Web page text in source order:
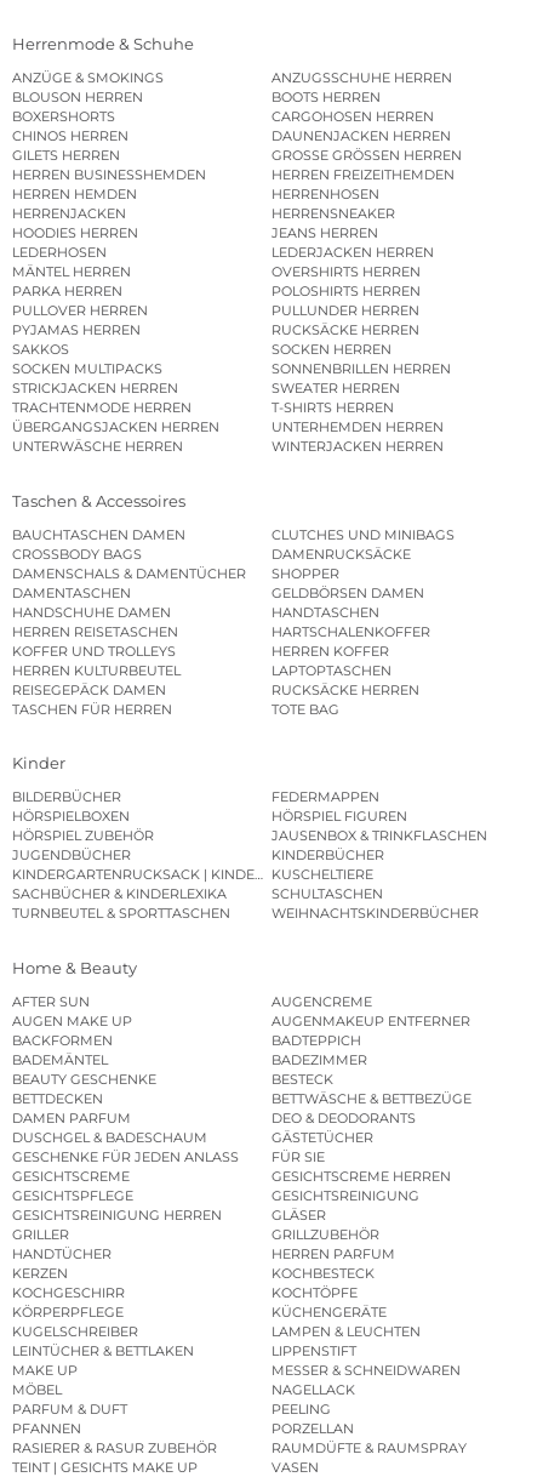
Herrenmode & Schuhe
ANZÜGE & SMOKINGS
ANZUGSSCHUHE HERREN
BLOUSON HERREN
BOOTS HERREN
BOXERSHORTS
CARGOHOSEN HERREN
CHINOS HERREN
DAUNENJACKEN HERREN
GILETS HERREN
GROSSE GRÖSSEN HERREN
HERREN BUSINESSHEMDEN
HERREN FREIZEITHEMDEN
HERREN HEMDEN
HERRENHOSEN
HERRENJACKEN
HERRENSNEAKER
HOODIES HERREN
JEANS HERREN
LEDERHOSEN
LEDERJACKEN HERREN
MÄNTEL HERREN
OVERSHIRTS HERREN
PARKA HERREN
POLOSHIRTS HERREN
PULLOVER HERREN
PULLUNDER HERREN
PYJAMAS HERREN
RUCKSÄCKE HERREN
SAKKOS
SOCKEN HERREN
SOCKEN MULTIPACKS
SONNENBRILLEN HERREN
STRICKJACKEN HERREN
SWEATER HERREN
TRACHTENMODE HERREN
T-SHIRTS HERREN
ÜBERGANGSJACKEN HERREN
UNTERHEMDEN HERREN
UNTERWÄSCHE HERREN
WINTERJACKEN HERREN
Taschen & Accessoires
BAUCHTASCHEN DAMEN
CLUTCHES UND MINIBAGS
CROSSBODY BAGS
DAMENRUCKSÄCKE
DAMENSCHALS & DAMENTÜCHER
SHOPPER
DAMENTASCHEN
GELDBÖRSEN DAMEN
HANDSCHUHE DAMEN
HANDTASCHEN
HERREN REISETASCHEN
HARTSCHALENKOFFER
KOFFER UND TROLLEYS
HERREN KOFFER
HERREN KULTURBEUTEL
LAPTOPTASCHEN
REISEGEPÄCK DAMEN
RUCKSÄCKE HERREN
TASCHEN FÜR HERREN
TOTE BAG
Kinder
BILDERBÜCHER
FEDERMAPPEN
HÖRSPIELBOXEN
HÖRSPIEL FIGUREN
HÖRSPIEL ZUBEHÖR
JAUSENBOX & TRINKFLASCHEN
JUGENDBÜCHER
KINDERBÜCHER
KINDERGARTENRUCKSACK | KINDERGARTENBEUTEL
KUSCHELTIERE
SACHBÜCHER & KINDERLEXIKA
SCHULTASCHEN
TURNBEUTEL & SPORTTASCHEN
WEIHNACHTSKINDERBÜCHER
Home & Beauty
AFTER SUN
AUGENCREME
AUGEN MAKE UP
AUGENMAKEUP ENTFERNER
BACKFORMEN
BADTEPPICH
BADEMÄNTEL
BADEZIMMER
BEAUTY GESCHENKE
BESTECK
BETTDECKEN
BETTWÄSCHE & BETTBEZÜGE
DAMEN PARFUM
DEO & DEODORANTS
DUSCHGEL & BADESCHAUM
GÄSTETÜCHER
GESCHENKE FÜR JEDEN ANLASS
FÜR SIE
GESICHTSCREME
GESICHTSCREME HERREN
GESICHTSPFLEGE
GESICHTSREINIGUNG
GESICHTSREINIGUNG HERREN
GLÄSER
GRILLER
GRILLZUBEHÖR
HANDTÜCHER
HERREN PARFUM
KERZEN
KOCHBESTECK
KOCHGESCHIRR
KOCHTÖPFE
KÖRPERPFLEGE
KÜCHENGERÄTE
KUGELSCHREIBER
LAMPEN & LEUCHTEN
LEINTÜCHER & BETTLAKEN
LIPPENSTIFT
MAKE UP
MESSER & SCHNEIDWAREN
MÖBEL
NAGELLACK
PARFUM & DUFT
PEELING
PFANNEN
PORZELLAN
RASIERER & RASUR ZUBEHÖR
RAUMDÜFTE & RAUMSPRAY
TEINT | GESICHTS MAKE UP
VASEN